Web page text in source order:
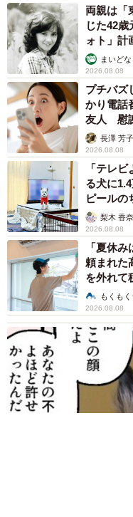
両親は「
じた42
ォト」
む」まいど
2026.08.08
プチバズ
かり電話
友人 慰
解説】長澤 芳子
2026.08.08
「テレ
る犬に
ピールの
梨木 香奈
2026.08.08
「夏休
頼まれた
を外れて
説】もくも
2026.08.08